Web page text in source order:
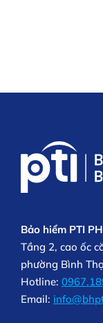
Bảo hiểm PTI
Tầng 2, cao ốc
phường Bình
Hotline:
Email: